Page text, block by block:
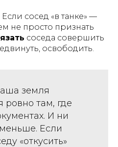
Если сосед «в танке» —
не просто признать
соседа совершить
освободить.
земля
ровно там, где
И ни
Если
«откусить»